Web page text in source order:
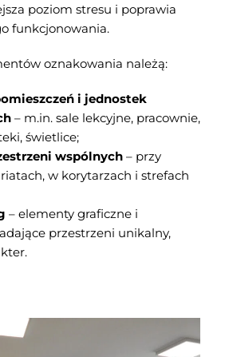
poziom stresu i poprawia
funkcjonowania.
oznakowania należą:
i jednostek
– m.in. sale lekcyjne, pracownie,
świetlice;
wspólnych– przy
w korytarzach i strefach
– elementy graficzne i
przestrzeni unikalny,